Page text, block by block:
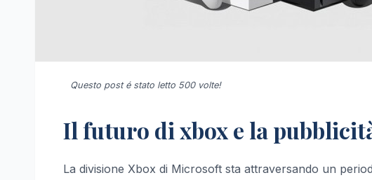
Questo post é stato letto 500 volte!
Il futuro di xbox e la
La divisione Xbox di Microsoft sta attraversando un